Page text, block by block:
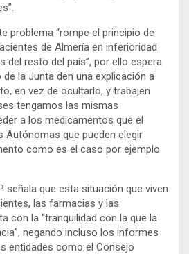
problema “rompe el principio de
de Almería en inferioridad
del resto del país”, por ello espera
de la Junta den una explicación a
en vez de ocultarlo, y trabajen
tengamos las mismas
a los medicamentos que el
Autónomas que pueden elegir
como es el caso por ejemplo
señala que esta situación que viven
las farmacias y las
con la “tranquilidad con la que la
negando incluso los informes
entidades como el Consejo